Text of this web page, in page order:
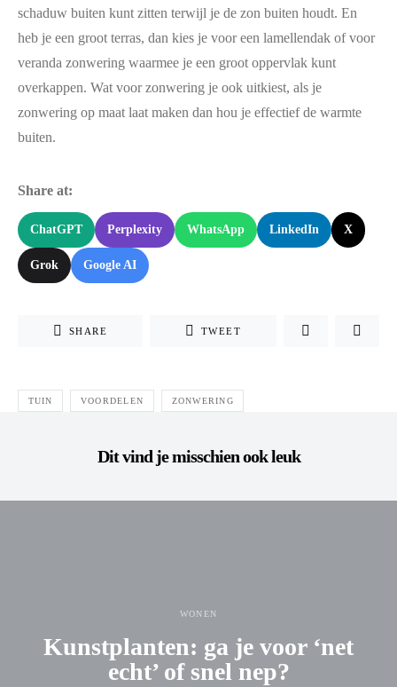
schaduw buiten kunt zitten terwijl je de zon buiten houdt. En
heb je een groot terras, dan kies je voor een lamellendak of voor
veranda zonwering waarmee je een groot oppervlak kunt
overkappen. Wat voor zonwering je ook uitkiest, als je
zonwering op maat laat maken dan hou je effectief de warmte
buiten.
Share at:
ChatGPT Perplexity WhatsApp LinkedIn X
Grok Google AI
SHARE TWEET
TUIN VOORDELEN ZONWERING
Dit vind je misschien ook leuk
WONEN
Kunstplanten: ga je voor ‘net
echt’ of snel nep?